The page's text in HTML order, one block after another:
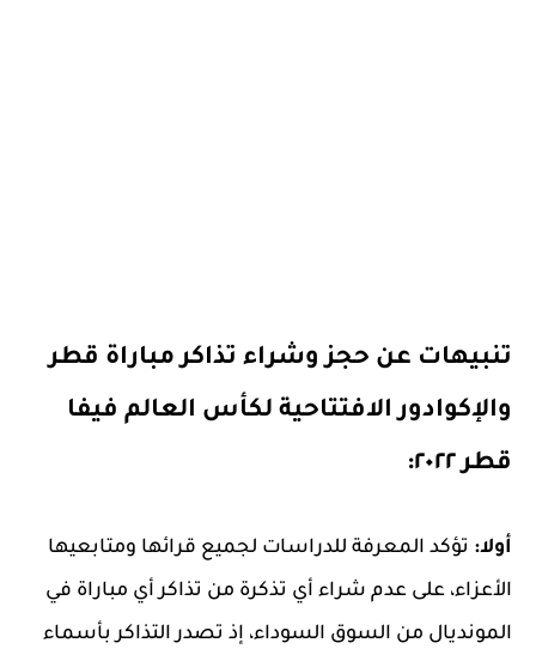
تنبيهات عن حجز وشراء تذاكر مباراة قطر
والإكوادور الافتتاحية لكأس العالم فيفا
قطر ٢٠٢٢:
أولا: تؤكد المعرفة للدراسات لجميع قرائها ومتابعيها
الأعزاء، على عدم شراء أي تذكرة من تذاكر أي مباراة في
المونديال من السوق السوداء، إذ تصدر التذاكر بأسماء